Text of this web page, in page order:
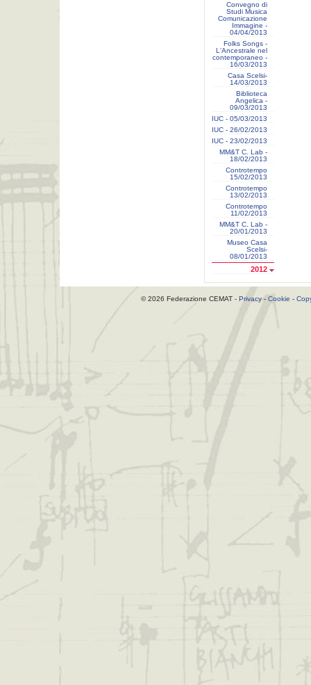
Convegno di
Studi Musica
Comunicazione
Immagine -
04/04/2013
Folks Songs -
L'Ancestrale nel
contemporaneo -
16/03/2013
Casa Scelsi-
14/03/2013
Biblioteca
Angelica -
09/03/2013
IUC - 05/03/2013
IUC - 26/02/2013
IUC - 23/02/2013
MM&T C. Lab -
18/02/2013
Controtempo
15/02/2013
Controtempo
13/02/2013
Controtempo
11/02/2013
MM&T C. Lab -
20/01/2013
Museo Casa
Scelsi-
08/01/2013
2012
© 2026 Federazione CEMAT - Privacy - Cookie -